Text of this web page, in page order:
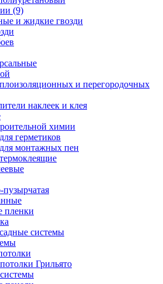
(9)
и жидкие гвозди
и перегородочных
наклеек и клея
химии
герметиков
монтажных пен
пленки
системы
Грильято